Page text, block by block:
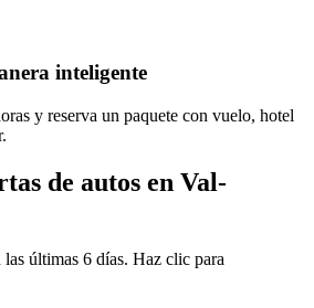
inteligente
y reserva un paquete con vuelo, hotel
de autos en Val-
últimas 6 días. Haz clic para